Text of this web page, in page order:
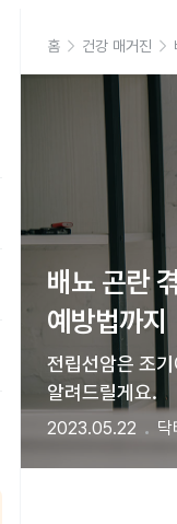
홈 건강 매거진
배뇨 곤란
예방법까지
전립선암은 조
알려드릴게요.
2023.05.22